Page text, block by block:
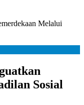
Melalui
Sosial